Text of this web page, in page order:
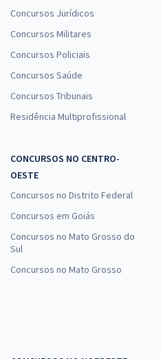
Concursos Jurídicos
Concursos Militares
Concursos Policiais
Concursos Saúde
Concursos Tribunais
Residência Multiprofissional
CONCURSOS NO CENTRO-
OESTE
Concursos no Distrito Federal
Concursos em Goiás
Concursos no Mato Grosso do
Sul
Concursos no Mato Grosso